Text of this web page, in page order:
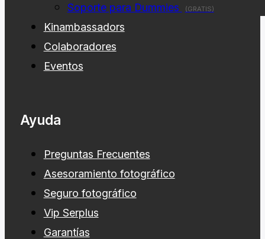
Soporte para Dummies (GRATIS)
Kinambassadors
Colaboradores
Eventos
Ayuda
Preguntas Frecuentes
Asesoramiento fotográfico
Seguro fotográfico
Vip Serplus
Garantías